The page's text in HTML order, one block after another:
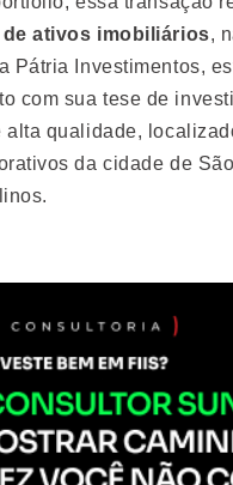
ativos imobiliários,
Pátria Investimentos,
com sua tese de
alta qualidade,
da cidade de